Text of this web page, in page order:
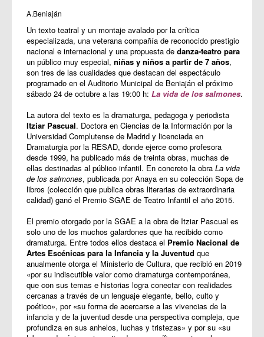
A.Beniaján
Un texto teatral y un montaje avalado por la crítica
especializada, una veterana compañía de reconocido prestigio
nacional e internacional y una propuesta de danza-teatro para
un público muy especial, niñas y niños a partir de 7 años,
son tres de las cualidades que destacan del espectáculo
programado en el Auditorio Municipal de Beniaján el próximo
sábado 24 de octubre a las 19:00 h: La vida de los salmones.
La autora del texto es la dramaturga, pedagoga y periodista
Itziar Pascual. Doctora en Ciencias de la Información por la
Universidad Complutense de Madrid y licenciada en
Dramaturgia por la RESAD, donde ejerce como profesora
desde 1999, ha publicado más de treinta obras, muchas de
ellas destinadas al público infantil. En concreto la obra La vida
de los salmones, publicada por Anaya en su colección Sopa de
libros (colección que publica obras literarias de extraordinaria
calidad) ganó el Premio SGAE de Teatro Infantil el año 2015.
El premio otorgado por la SGAE a la obra de Itziar Pascual es
solo uno de los muchos galardones que ha recibido como
dramaturga. Entre todos ellos destaca el Premio Nacional de
Artes Escénicas para la Infancia y la Juventud que
anualmente otorga el Ministerio de Cultura, que recibió en 2019
«por su indiscutible valor como dramaturga contemporánea,
que con sus temas e historias logra conectar con realidades
cercanas a través de un lenguaje elegante, bello, culto y
poético», por «su forma de acercarse a las vivencias de la
infancia y de la juventud desde una perspectiva compleja, que
profundiza en sus anhelos, luchas y tristezas» y por su «su